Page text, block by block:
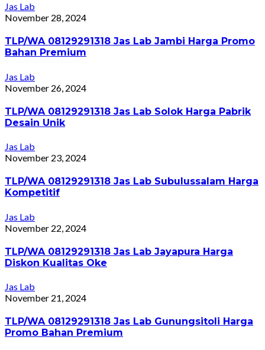
Jas Lab
November 28, 2024
TLP/WA 08129291318 Jas Lab Jambi Harga Promo
Bahan Premium
Jas Lab
November 26, 2024
TLP/WA 08129291318 Jas Lab Solok Harga Pabrik
Desain Unik
Jas Lab
November 23, 2024
TLP/WA 08129291318 Jas Lab Subulussalam Harga
Kompetitif
Jas Lab
November 22, 2024
TLP/WA 08129291318 Jas Lab Jayapura Harga
Diskon Kualitas Oke
Jas Lab
November 21, 2024
TLP/WA 08129291318 Jas Lab Gunungsitoli Harga
Promo Bahan Premium